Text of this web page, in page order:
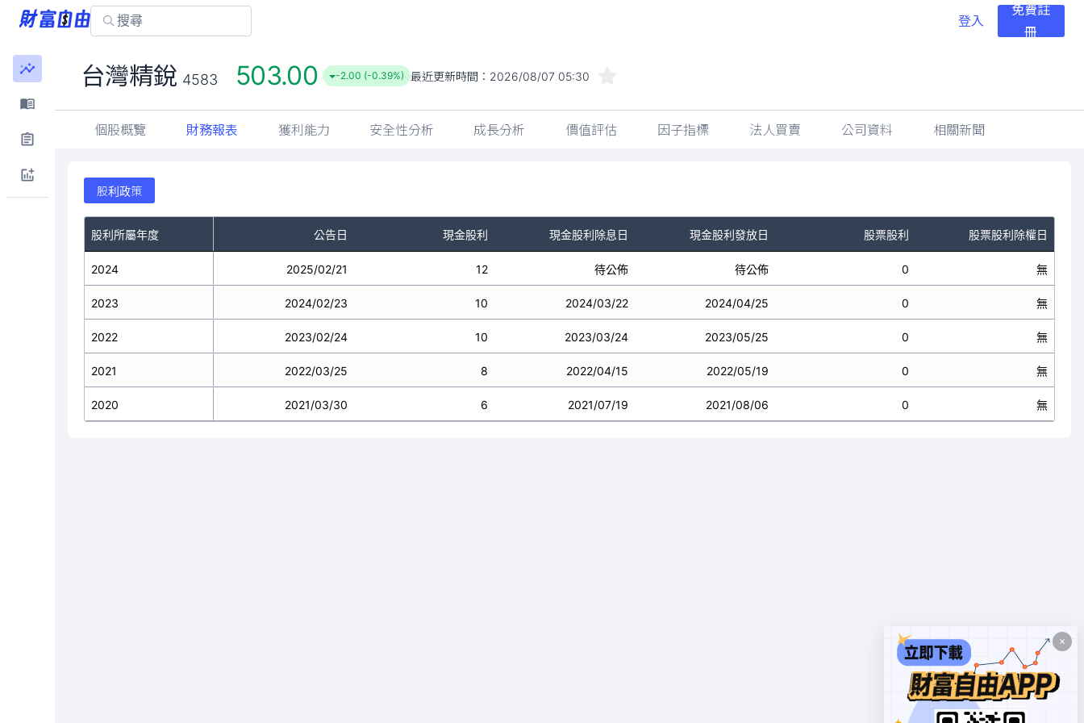
登入
免費註
冊
台灣精銳 4583 503.00 -2.00 (-0.39%) 最近更新時間： 2026/08/07 05:30
個股概覽 財務報表 獲利能力 安全性分析 成長分析 價值評估 因子指標 法人買賣 公司資料 相關新聞
股利政策
股利所屬年度 公告日 現金股利 現金股利除息日 現金股利發放日 股票股利 股票股利除權日
2024
2023
2022
2021
2020
2025/02/21 12 待公佈 待公佈 0 無
2024/02/23 10 2024/03/22 2024/04/25 0 無
2023/02/24 10 2023/03/24 2023/05/25 0 無
2022/03/25 8 2022/04/15 2022/05/19 0 無
2021/03/30 6 2021/07/19 2021/08/06 0 無